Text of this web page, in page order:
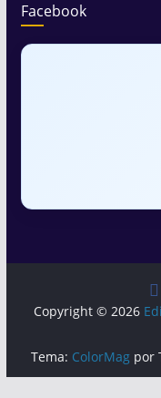
Facebook
Copyright © 2026
Tema: ColorMagpor